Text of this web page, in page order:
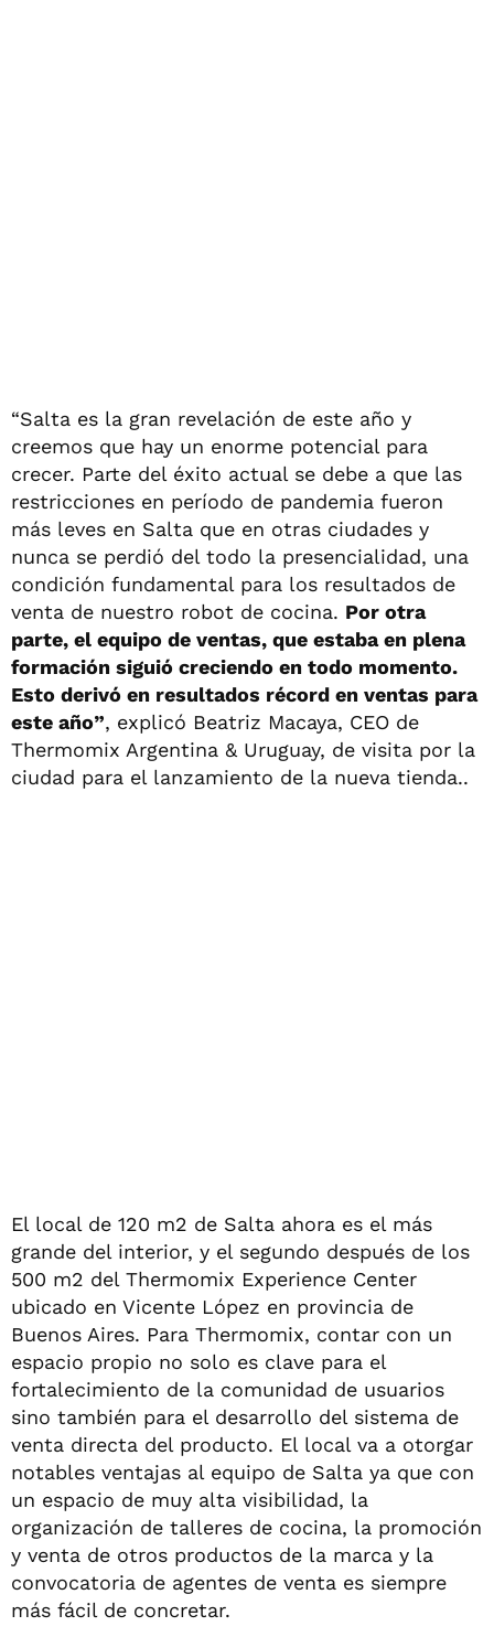
“Salta es la gran revelación de este año y
creemos que hay un enorme potencial para
crecer. Parte del éxito actual se debe a que las
restricciones en período de pandemia fueron
más leves en Salta que en otras ciudades y
nunca se perdió del todo la presencialidad, una
condición fundamental para los resultados de
venta de nuestro robot de cocina. Por otra
parte, el equipo de ventas, que estaba en plena
formación siguió creciendo en todo momento.
Esto derivó en resultados récord en ventas para
este año”, explicó Beatriz Macaya, CEO de
Thermomix Argentina & Uruguay, de visita por la
ciudad para el lanzamiento de la nueva tienda..
El local de 120 m2 de Salta ahora es el más
grande del interior, y el segundo después de los
500 m2 del Thermomix Experience Center
ubicado en Vicente López en provincia de
Buenos Aires. Para Thermomix, contar con un
espacio propio no solo es clave para el
fortalecimiento de la comunidad de usuarios
sino también para el desarrollo del sistema de
venta directa del producto. El local va a otorgar
notables ventajas al equipo de Salta ya que con
un espacio de muy alta visibilidad, la
organización de talleres de cocina, la promoción
y venta de otros productos de la marca y la
convocatoria de agentes de venta es siempre
más fácil de concretar.